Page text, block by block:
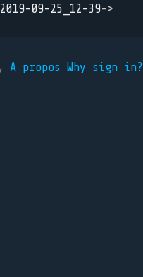
2019-09-25_12-39->
A propos Why sign in?